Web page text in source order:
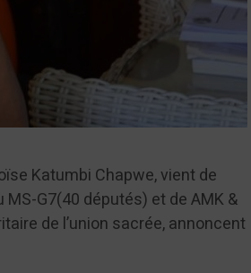
Katumbi Chapwe, vient de
G7(40 députés) et de AMK &
de l’union sacrée, annoncent